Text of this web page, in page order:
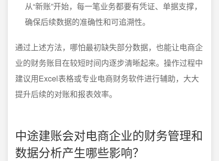
从“新账”开始，每一笔业务都要有凭证、单据支撑，
确保后续数据的准确性和可追溯性。
通过上述方法，哪怕最初缺失部分数据，也能让电商企
业的财务账目在较短时间内逐步清晰起来。操作过程中
建议用Excel表格或专业电商财务软件进行辅助，大大
提升后续的对账和报表效率。
中途建账会对电商企业的财务管理和
数据分析产生哪些影响？